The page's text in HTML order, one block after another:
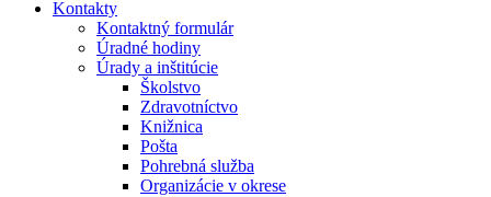
Kontakty
Kontaktný formulár
Úradné hodiny
Úrady a inštitúcie
Školstvo
Zdravotníctvo
Knižnica
Pošta
Pohrebná služba
Organizácie v okrese